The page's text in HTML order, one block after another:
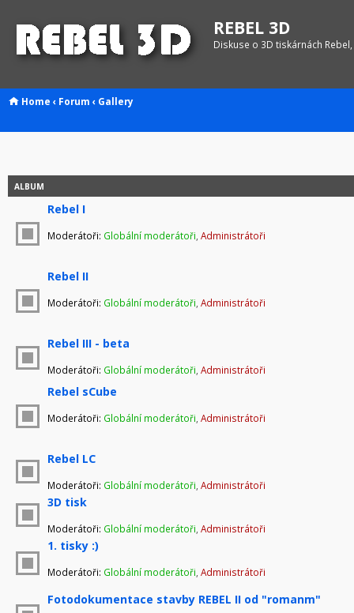
REBEL 3D
Diskuse o 3D tiskárnách
Home ‹ Forum ‹ Gallery
ALBUM
Rebel I
Moderátoři: Globální moderátoři Administrátoři
Rebel II
Moderátoři: Globální moderátoři Administrátoři
Rebel III - beta
Moderátoři: Globální moderátoři Administrátoři
Rebel sCube
Moderátoři: Globální moderátoři Administrátoři
Rebel LC
Moderátoři: Globální moderátoři Administrátoři
3D tisk
Moderátoři: Globální moderátoři Administrátoři
1. tisky :)
Moderátoři: Globální moderátoři Administrátoři
Fotodokumentace stavby REBEL II od "romanm"